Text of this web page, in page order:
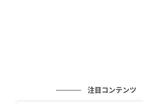
注目コンテンツ